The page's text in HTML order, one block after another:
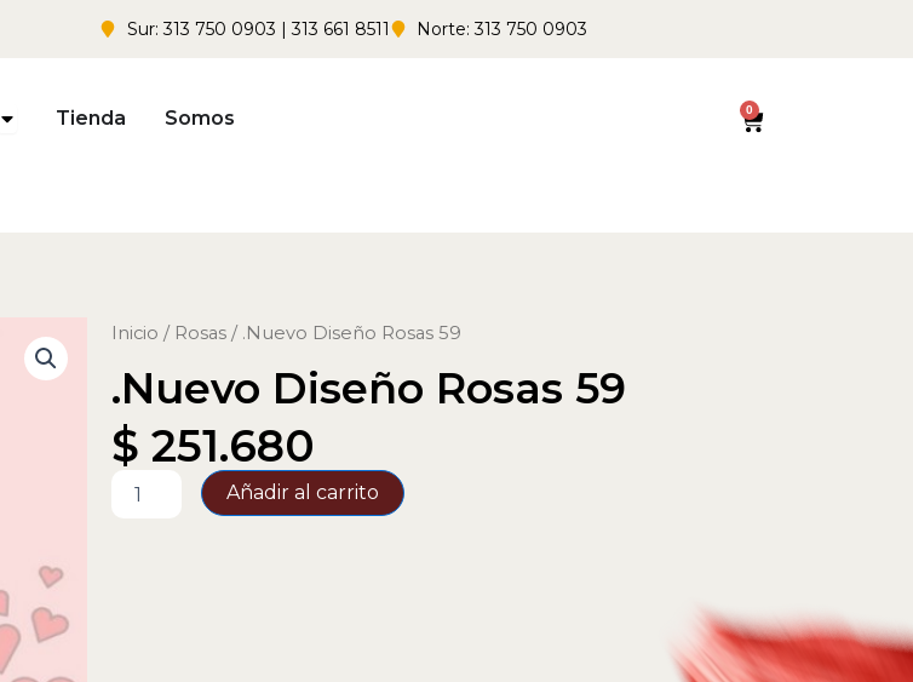
Sur: 313 750 0903 | 313 661 8511 Norte: 313 750 0903
Open Productos
Tienda Somos 0
Cart
Inicio / Rosas / .Nuevo Diseño Rosas 59
.Nuevo Diseño Rosas 59
$ 251.680
Diseño
Añadir al carrito